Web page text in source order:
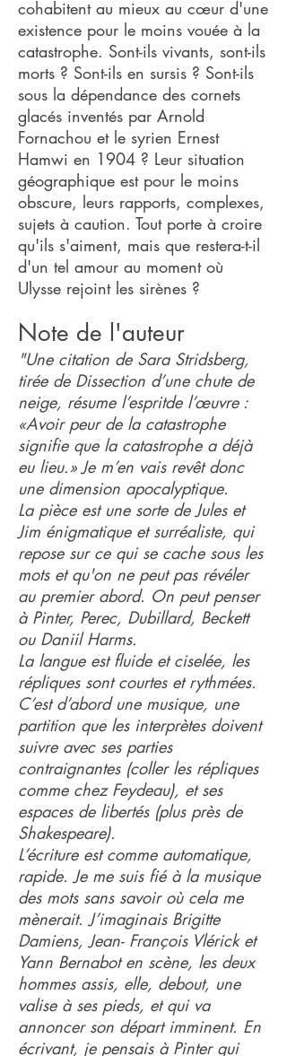
cohabitent au mieux au cœur d'une
existence pour le moins vouée à la
catastrophe. Sont-ils vivants, sont-ils
morts ? Sont-ils en sursis ? Sont-ils
sous la dépendance des cornets
glacés inventés par Arnold
Fornachou et le syrien Ernest
Hamwi en 1904 ? Leur situation
géographique est pour le moins
obscure, leurs rapports, complexes,
sujets à caution. Tout porte à croire
qu'ils s'aiment, mais que restera-t-il
d'un tel amour au moment où
Ulysse rejoint les sirènes ?
Note de l'auteur
"Une citation de Sara Stridsberg,
tirée de Dissection d’une chute de
neige, résume l’espritde l’œuvre :
«Avoir peur de la catastrophe
signifie que la catastrophe a déjà
eu lieu.» Je m’en vais revêt donc
une dimension apocalyptique.
La pièce est une sorte de Jules et
Jim énigmatique et surréaliste, qui
repose sur ce qui se cache sous les
mots et qu'on ne peut pas révéler
au premier abord. On peut penser
à Pinter, Perec, Dubillard, Beckett
ou Daniil Harms.
La langue est fluide et ciselée, les
répliques sont courtes et rythmées.
C’est d’abord une musique, une
partition que les interprètes doivent
suivre avec ses parties
contraignantes (coller les répliques
comme chez Feydeau), et ses
espaces de libertés (plus près de
Shakespeare).
L’écriture est comme automatique,
rapide. Je me suis fié à la musique
des mots sans savoir où cela me
mènerait. J’imaginais Brigitte
Damiens, Jean- François Vlérick et
Yann Bernabot en scène, les deux
hommes assis, elle, debout, une
valise à ses pieds, et qui va
annoncer son départ imminent. En
écrivant, je pensais à Pinter qui